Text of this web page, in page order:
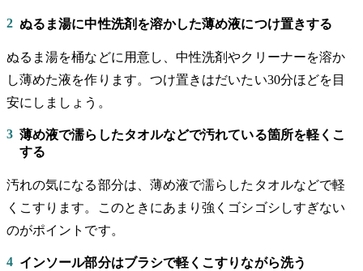
2 ぬるま湯に中性洗剤を溶かした薄め液につけ置きする
ぬるま湯を桶などに用意し、中性洗剤やクリーナーを溶か
し薄めた液を作ります。つけ置きはだいたい30分ほどを目
安にしましょう。
3 薄め液で濡らしたタオルなどで汚れている箇所を軽くこ
する
汚れの気になる部分は、薄め液で濡らしたタオルなどで軽
くこすります。このときにあまり強くゴシゴシしすぎない
のがポイントです。
4 インソール部分はブラシで軽くこすりながら洗う